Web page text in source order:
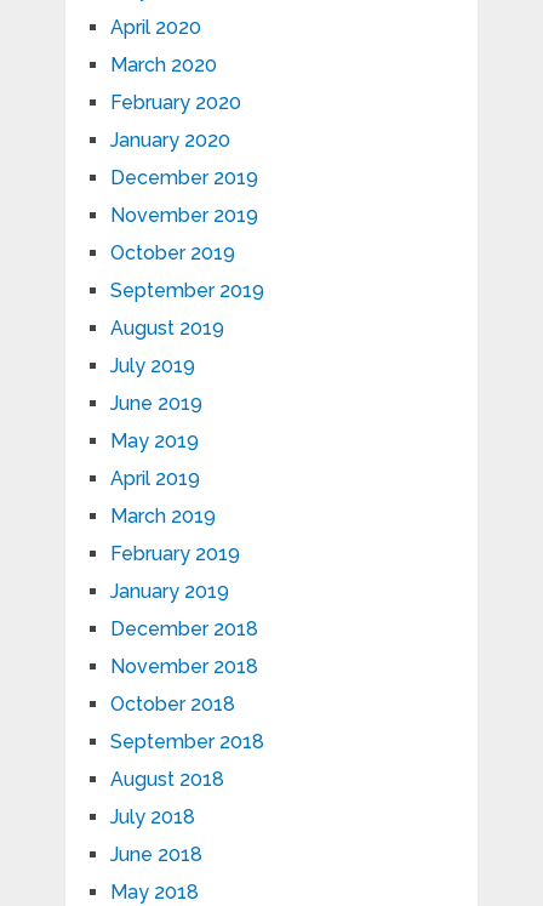
April 2020
March 2020
February 2020
January 2020
December 2019
November 2019
October 2019
September 2019
August 2019
July 2019
June 2019
May 2019
April 2019
March 2019
February 2019
January 2019
December 2018
November 2018
October 2018
September 2018
August 2018
July 2018
June 2018
May 2018